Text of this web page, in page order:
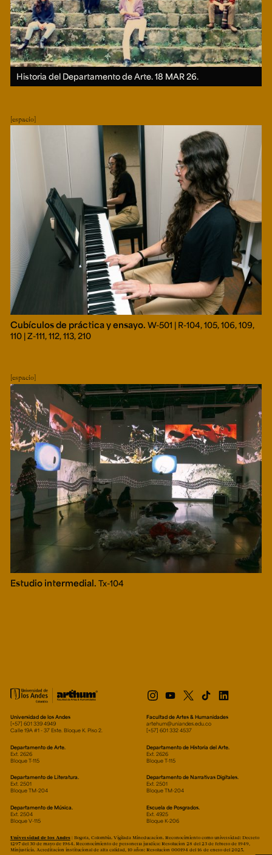
Historia del Departamento de Arte.18 MAR 26.
espacio
Cubículos de práctica y ensayo. W-501 | R-104, 105, 106, 109,
110 | Z-111, 112, 113, 210
espacio
Estudio intermedial. Tx-104
Universidad de los Andes
[+57] 601 339 4949
Calle 19A #1 - 37 Este. Bloque K. Piso 2.
Facultad de Artes & Humanidades
artehum@uniandes.edu.co
[+57] 601 332 4537
Departamento de Arte.
Ext. 2626
Bloque T-115
Departamento de Historia del Arte.
Ext. 2626
Bloque T-115
Departamento de Literatura.
Ext. 2501
Bloque TM-204
Departamento de Narrativas Digitales.
Ext. 2501
Bloque TM-204
Departamento de Música.
Ext. 2504
Bloque V-115
Escuela de Posgrados.
Ext. 4925
Bloque K-206
Universidad de los Andes| Bogotá, Colombia. Vigilada Mineducación. Reconocimiento como universidad: Decreto
1297 del 30 de mayo de 1964. Reconocimiento de personería jurídica: Resolución 28 del 23 de febrero de 1949,
Minjusticia. Acreditación institucional de alta calidad, 10 años: Resolución 000194 del 16 de enero del 2025.